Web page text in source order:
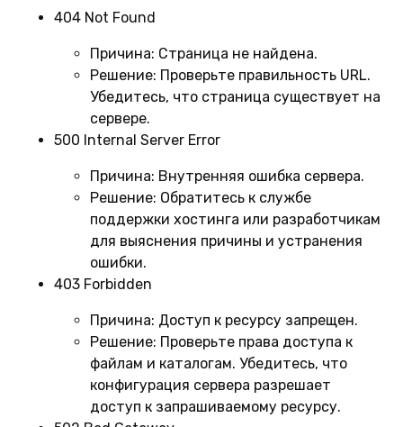
404 Not Found
Причина: Страница не найдена.
Решение: Проверьте правильность URL.
Убедитесь, что страница существует на
сервере.
500 Internal Server Error
Причина: Внутренняя ошибка сервера.
Решение: Обратитесь к службе
поддержки хостинга или разработчикам
для выяснения причины и устранения
ошибки.
403 Forbidden
Причина: Доступ к ресурсу запрещен.
Решение: Проверьте права доступа к
файлам и каталогам. Убедитесь, что
конфигурация сервера разрешает
доступ к запрашиваемому ресурсу.